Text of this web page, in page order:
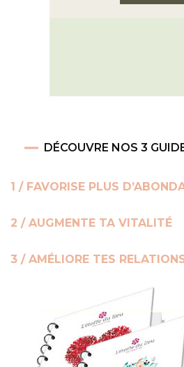
DÉCOUVRE NOS 3
1 / FAVORISE PLUS
2 / AUGMENTE TA VITALITÉ
3 / AMÉLIORE TES